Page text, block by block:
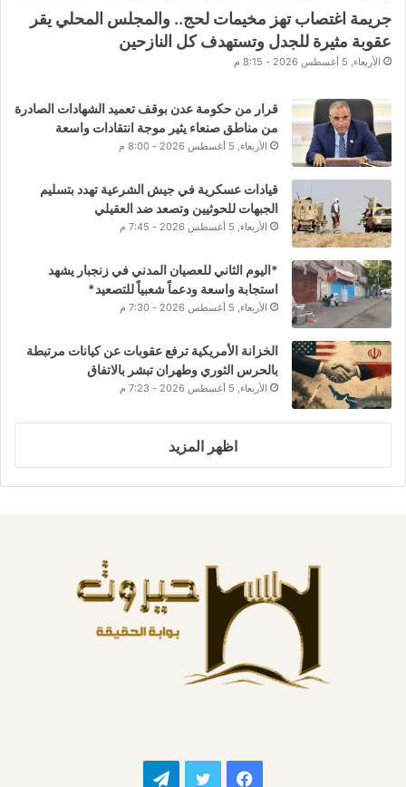
جريمة اغتصاب تهز مخيمات لحج.. والمجلس المحلي يقر
عقوبة مثيرة للجدل وتستهدف كل النازحين
الأربعاء, 5 أغسطس 2026 - 8:15 م
قرار من حكومة عدن بوقف تعميد الشهادات الصادرة
من مناطق صنعاء يثير موجة انتقادات واسعة
الأربعاء, 5 أغسطس 2026 - 8:00 م
قيادات عسكرية في جيش الشرعية تهدد بتسليم
الجبهات للحوثيين وتصعد ضد العقيلي
الأربعاء, 5 أغسطس 2026 - 7:45 م
*اليوم الثاني للعصيان المدني في زنجبار يشهد
استجابة واسعة ودعماً شعبياً للتصعيد*
الأربعاء, 5 أغسطس 2026 - 7:30 م
الخزانة الأمريكية ترفع عقوبات عن كيانات مرتبطة
بالحرس الثوري وطهران تبشر بالاتفاق
الأربعاء, 5 أغسطس 2026 - 7:23 م
اظهر المزيد
فيسبوك تويتر تيلقرام